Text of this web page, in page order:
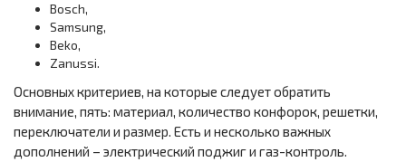
Bosch,
Samsung,
Beko,
Zanussi.
Основных критериев, на которые следует обратить
внимание, пять: материал, количество конфорок, решетки,
переключатели и размер. Есть и несколько важных
дополнений – электрический поджиг и газ-контроль.